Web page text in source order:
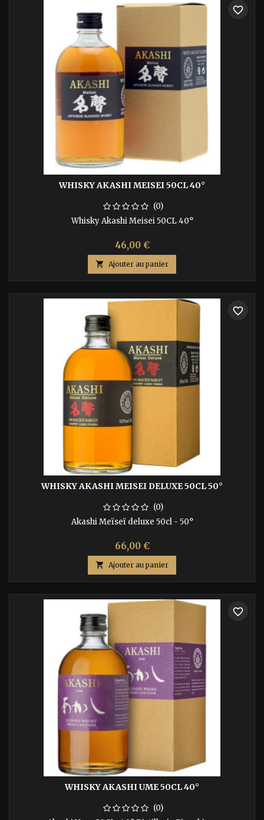
WHISKY AKASHI MEISEI 50CL 40°
(0)
Whisky Akashi Meisei 50CL 40°
46,00 €
 Ajouter au panier
favorite_border
WHISKY AKASHI MEISEI DELUXE 50CL 50°
(0)
Akashi Meïseï deluxe 50cl - 50°
66,00 €
 Ajouter au panier
favorite_border
WHISKY AKASHI UME 50CL 40°
(0)
favorite_border